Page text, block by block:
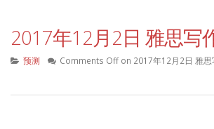
2017年12月2日 雅思写
预测 Comments Offon 2017年12月2日 雅思